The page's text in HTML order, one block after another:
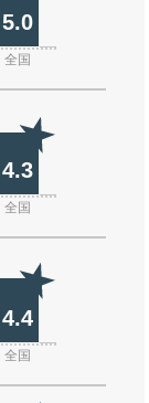
5.0
全国
4.3
全国
4.4
全国